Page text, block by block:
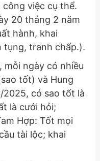
việc cụ thể.
20 tháng 2 năm
hành, khai
tụng, tranh chấp.).
ngày có nhiều
tốt) và Hung
2025, có sao tốt là
là cưới hỏi;
Hợp: Tốt mọi
tài lộc; khai